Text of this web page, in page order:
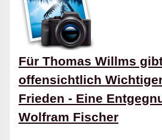
Für Thomas Willms
offensichtlich
Frieden - Eine
Wolfram Fischer